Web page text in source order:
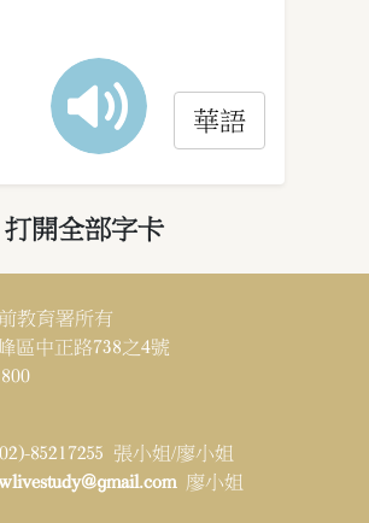
華語
打開全部字卡
教育署所有
區中正路738之4號
85217255 張小姐/廖小姐
廖小姐